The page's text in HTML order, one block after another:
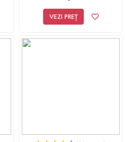
cadoul tau sa fie unul
VEZI PREȚ